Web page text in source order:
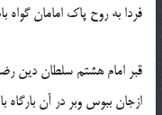
فردا به روح پاک امامان گواه
قبر امام هشتم سلطان دين
ازجان ببوس وبر در آن بارگاه